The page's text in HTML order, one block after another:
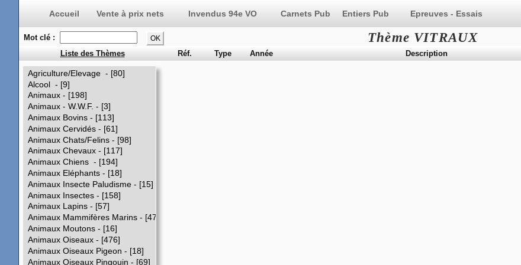
Mot clé :
Vente à prix nets Invendus 94e VO Epreuves - Essais
Thème VITRAUX
Liste des Thèmes Réf. Type Année Description